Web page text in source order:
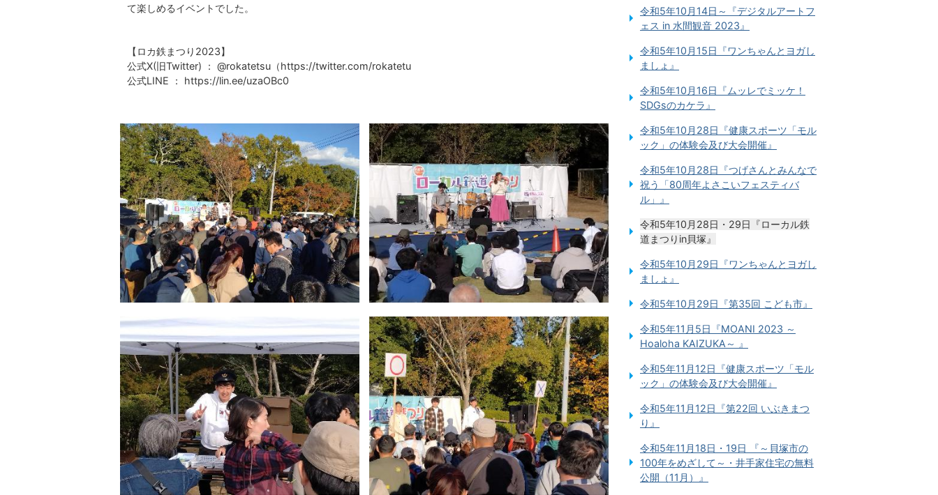
て楽しめるイベントでした。
【ロカ鉄まつり2023】
公式X(旧Twitter) ： @rokatetsu（https://twitter.com/rokatetu
公式LINE ： https://lin.ee/uzaOBc0
令和5年10月14日～『デジタルアートフ
ェス in 水間観音 2023』
令和5年10月15日『ワンちゃんとヨガし
ましょ』
令和5年10月16日『ムッレでミッケ！
SDGsのカケラ』
令和5年10月28日『健康スポーツ「モル
ック」の体験会及び大会開催』
令和5年10月28日『つげさんとみんなで
祝う「80周年よさこいフェスティバ
ル」』
令和5年10月28日・29日『ローカル鉄
道まつりin貝塚』
令和5年10月29日『ワンちゃんとヨガし
ましょ』
令和5年10月29日『第35回 こども市』
令和5年11月5日『MOANI 2023 ～
Hoaloha KAIZUKA～ 』
令和5年11月12日『健康スポーツ「モル
ック」の体験会及び大会開催』
令和5年11月12日『第22回 いぶきまつ
り』
令和5年11月18日・19日 『～貝塚市の
100年をめざして～・井手家住宅の無料
公開（11月）』